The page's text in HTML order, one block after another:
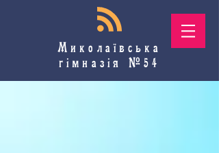
Миколаївська
гімназія №54